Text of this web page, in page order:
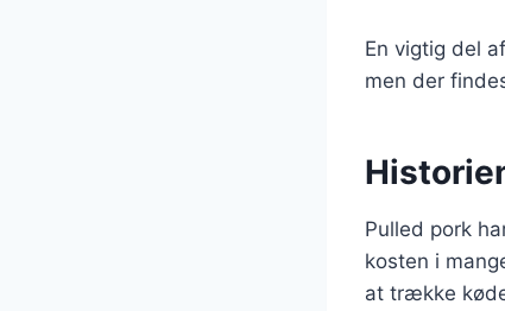
En vigtig del
men der
Pulled pork
kosten i
at trække